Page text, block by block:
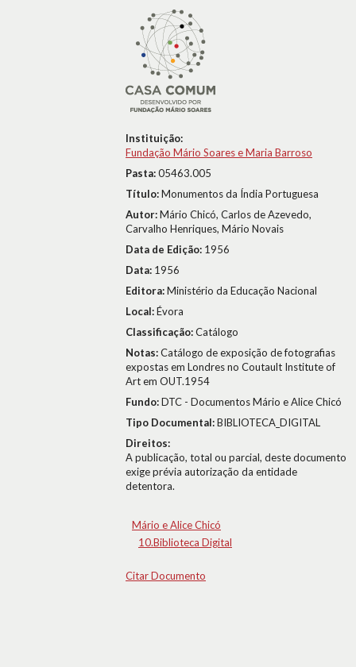
Instituição:
Fundação Mário Soares e Maria Barroso
Pasta:05463.005
Título:Monumentos da Índia Portuguesa
Autor:Mário Chicó, Carlos de Azevedo,
Carvalho Henriques, Mário Novais
Data de Edição: 1956
Data: 1956
Editora:Ministério da Educação Nacional
Local:Évora
Classificação:Catálogo
Notas:Catálogo de exposição de fotografias
expostas em Londres no Coutault Institute of
Art em OUT.1954
Fundo:DTC - Documentos Mário e Alice Chicó
Tipo Documental:BIBLIOTECA_DIGITAL
Direitos:
A publicação, total ou parcial, deste documento
exige prévia autorização da entidade
detentora.
Mário e Alice Chicó
10.Biblioteca Digital
Citar Documento